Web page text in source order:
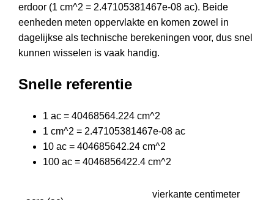
erdoor (1 cm^2 = 2.47105381467e-08 ac). Beide
eenheden meten oppervlakte en komen zowel in
dagelijkse als technische berekeningen voor, dus snel
kunnen wisselen is vaak handig.
Snelle referentie
1 ac = 40468564.224 cm^2
1 cm^2 = 2.47105381467e-08 ac
10 ac = 404685642.24 cm^2
100 ac = 4046856422.4 cm^2
vierkante centimeter